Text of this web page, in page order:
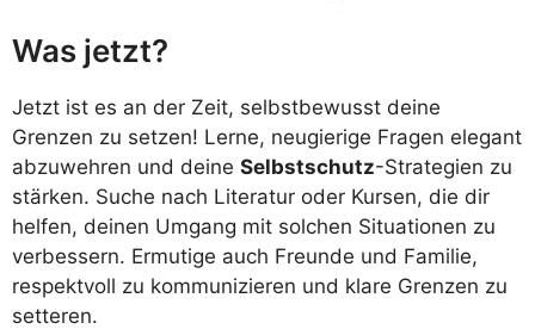
Was jetzt?
Jetzt ist es an der Zeit, selbstbewusst deine
Grenzen zu setzen! Lerne, neugierige Fragen elegant
abzuwehren und deine Selbstschutz-Strategien zu
stärken. Suche nach Literatur oder Kursen, die dir
helfen, deinen Umgang mit solchen Situationen zu
verbessern. Ermutige auch Freunde und Familie,
respektvoll zu kommunizieren und klare Grenzen zu
setteren.